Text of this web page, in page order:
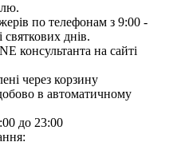
по телефонам з 9:00 -
святкових днів.
консультанта на сайті
через корзину
в автоматичному
до 23:00